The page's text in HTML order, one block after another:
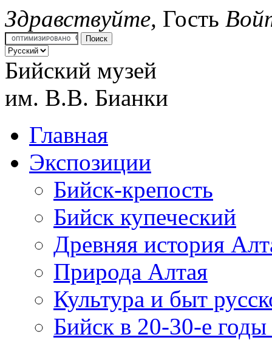
Здравствуйте, Гость
Бийский музей
им. В.В. Бианки
Главная
Экспозиции
Бийск-крепость
Бийск купеческий
Древняя история
Природа Алтая
Культура и быт
Бийск в 20-30-е